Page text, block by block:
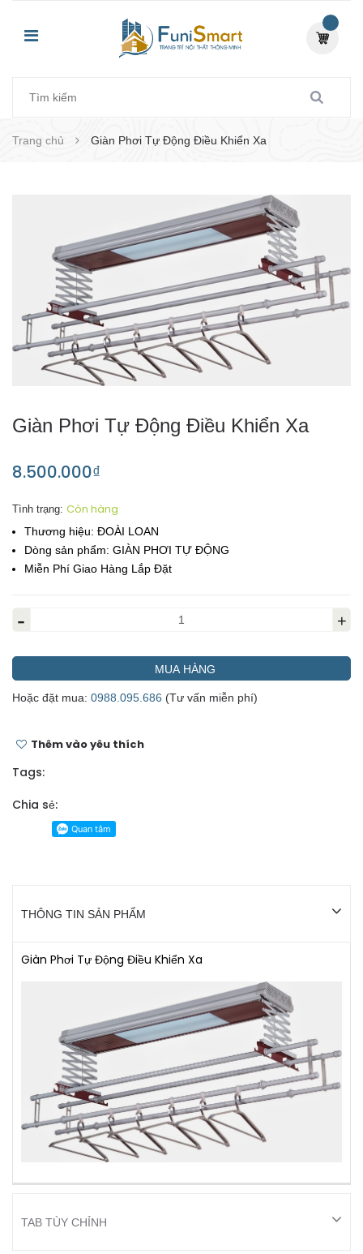
Trang chủ Giàn Phơi Tự Động Điều Khiển Xa
Giàn Phơi Tự Động Điều Khiển Xa
8.500.000₫
Tình trạng: Còn hàng
Thương hiệu: ĐOÀI LOAN
Dòng sản phẩm: GIÀN PHƠI TỰ ĐỘNG
Miễn Phí Giao Hàng Lắp Đặt
- +
MUA HÀNG
Hoặc đặt mua: 0988.095.686 (Tư vấn miễn phí)
Thêm vào yêu thích
Tags:
Chia sẻ:
THÔNG TIN SẢN PHẨM
Giàn Phơi Tự Động Điều Khiển Xa
TAB TÙY CHỈNH